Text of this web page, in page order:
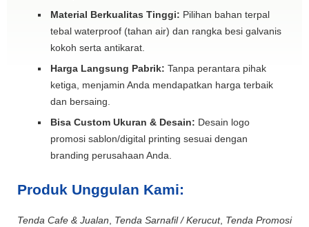
Material Berkualitas Tinggi: Pilihan bahan terpal
tebal waterproof (tahan air) dan rangka besi galvanis
kokoh serta antikarat.
Harga Langsung Pabrik: Tanpa perantara pihak
ketiga, menjamin Anda mendapatkan harga terbaik
dan bersaing.
Bisa Custom Ukuran & Desain: Desain logo
promosi sablon/digital printing sesuai dengan
branding perusahaan Anda.
Produk Unggulan Kami:
Tenda Cafe & Jualan Tenda Sarnafil / Kerucut, Tenda Promosi